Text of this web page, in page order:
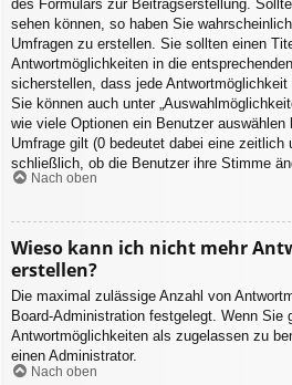
des Formulars zur Beitragserstellung.
sehen können, so haben Sie
Umfragen zu erstellen. Sie sollten einen
Antwortmöglichkeiten in die
sicherstellen, dass jede Antwortmöglichkeit
Sie können auch unter
wie viele Optionen ein Benutzer
Umfrage gilt (0 bedeutet dabei eine zeitlich
schließlich, ob die Benutzer ihre Stimme
Nach oben
Wieso kann ich nicht mehr
erstellen?
Die maximal zulässige Anzahl von
Board-Administration festgelegt. Wenn Sie
Antwortmöglichkeiten als zugelassen zu
einen Administrator.
Nach oben